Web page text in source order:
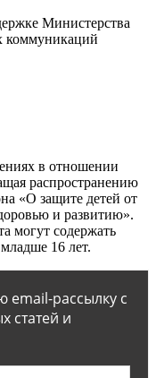
Министерства
коммуникаций
в отношении
распространению
«О защите детей от
и развитию».
могут содержать
16 лет.
email-рассылку с
статей и